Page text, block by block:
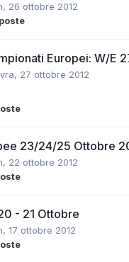
, 26 ottobre 2012
Europei: W/E
, 27 ottobre 2012
23/24/25 Ottobre
, 22 ottobre 2012
- 21 Ottobre
, 17 ottobre 2012